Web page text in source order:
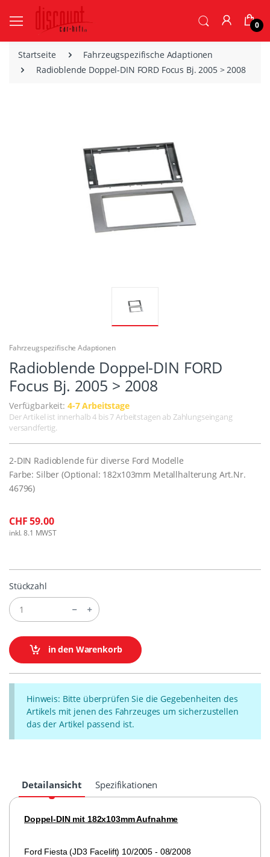
0
Startseite
Fahrzeugspezifische Adaptionen
Radioblende Doppel-DIN FORD Focus Bj. 2005 > 2008
Fahrzeugspezifische Adaptionen
Radioblende Doppel-DIN FORD
Focus Bj. 2005 > 2008
Verfügbarkeit: 4-7 Arbeitstage
Der Artikel ist innerhalb 4 bis 7 Arbeitstagen ab Zahlungseingang
versandfertig.
2-DIN Radioblende für diverse Ford Modelle
Farbe: Silber (Optional: 182x103mm Metallhalterung Art.Nr.
46796)
CHF 59.00
inkl. 8.1 MWST
Stückzahl
in den Warenkorb
Hinweis: Bitte überprüfen Sie die Gegebenheiten des
Artikels mit jenen des Fahrzeuges um sicherzustellen
das der Artikel passend ist.
Detailansicht Spezifikationen
Doppel-DIN mit 182x103mm Aufnahme
Ford Fiesta (JD3 Facelift) 10/2005 - 08/2008